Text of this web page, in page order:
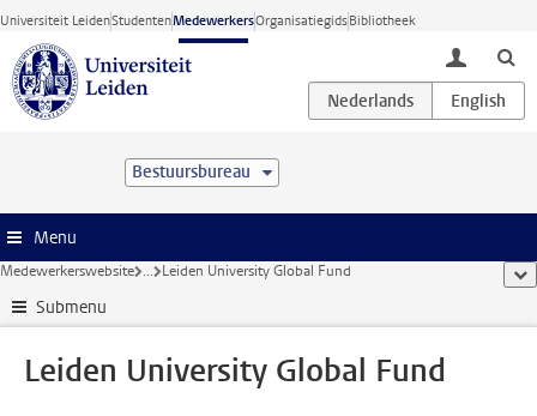
Ga direct naar de inhoud
Universiteit LeidenStudentenMedewerkersOrganisatiegidsBibliotheek
toggle
Bestuursbureau
Menu
Medewerkerswebsite ... Leiden University Global Fund
Submenu
Leiden University Global Fund